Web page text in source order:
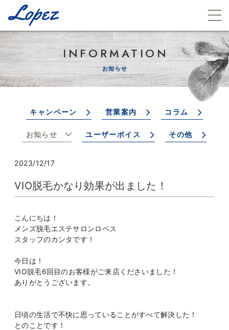
INFORMATION
お知らせ
キャンペーン 営業案内 コラム
お知らせ ユーザーボイス その他
2023/12/17
VIO脱毛かなり効果が出ました！
こんにちは！
メンズ脱毛エステサロンロペス
スタッフのカンタです！
今日は！
VIO脱毛6回目のお客様がご来店くださいました！
ありがとうございます。
日頃の生活で不快に思っていることがすべて解決した！
とのことです！